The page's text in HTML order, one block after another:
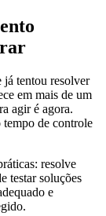
já tentou resolver
em mais de um
agir é agora.
tempo de controle
resolve
testar soluções
e